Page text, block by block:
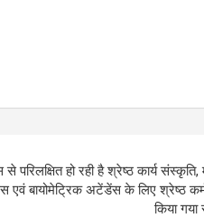
परिलक्षित हो रही है श्रेष्ठ कार्य
एवं बायोमेट्रिक अटेंडेंस के लिए श्रेष्ठ
किया गया